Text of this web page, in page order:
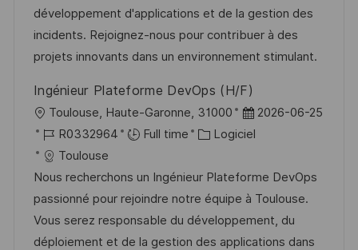
a
t
i
n
a
f
f
c
h
a
g
e
n
c
e
u
p
o
t
e
o
r
i
développement d'applications et de la gestion des
incidents. Rejoignez-nous pour contribuer à des
projets innovants dans un environnement stimulant.
Ingénieur Plateforme DevOps (H/F)
o
c
a
l
i
s
Toulouse, Haute-Garonne, 31000
D
a
e
d
’
a
2026-06-25
R
é
f
é
r
e
R0332964 Full time
C
t
é
g
o
Logiciel
Toulouse
Nous recherchons un Ingénieur Plateforme DevOps
passionné pour rejoindre notre équipe à Toulouse.
Vous serez responsable du développement, du
déploiement et de la gestion des applications dans